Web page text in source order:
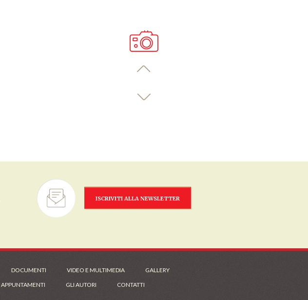
ISCRIVITI ALLA NEWSLETTER
DOCUMENTI VIDEO E MULTIMEDIA
GALLERY
APPUNTAMENTI GLI AUTORI CONTATTI